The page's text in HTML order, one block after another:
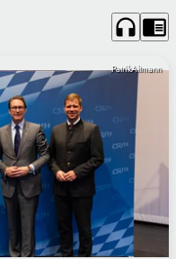
headphones chrome_reader_mode
PatrikAltmann